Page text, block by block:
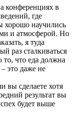
конференциях в
где
хорошо научились
и атмосферой. Но
я туда
раз сталкиваться
что еда должна
это даже не
вы сделаете хотя
результат вы
будет выше